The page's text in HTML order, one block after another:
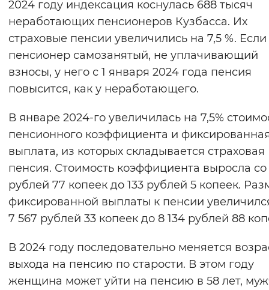
2024 году индексация коснулась 688 тысяч
неработающих пенсионеров Кузбасса. Их
страховые пенсии увеличились на 7,5 %. Если
пенсионер самозанятый, не уплачивающий
взносы, у него с 1 января 2024 года пенсия
повысится, как у неработающего.
В январе 2024-го увеличилась на 7,5%
пенсионного коэффициента и
выплата, из которых складывается страховая
пенсия. Стоимость коэффициента выросла со
рублей 77 копеек до 133 рублей 5 копеек.
фиксированной выплаты к пенсии
7 567 рублей 33 копеек до 8 134 рублей 88
В 2024 году последовательно меняется
выхода на пенсию по старости. В этом году
женщина может уйти на пенсию в 58 лет,